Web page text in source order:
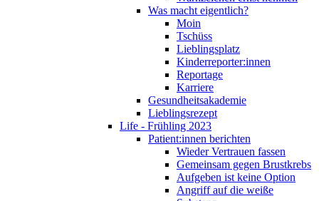
Was macht eigentlich?
Moin
Tschüss
Lieblingsplatz
Kinderreporter:innen
Reportage
Karriere
Gesundheitsakademie
Lieblingsrezept
Life - Frühling 2023
Patient:innen berichten
Wieder Vertrauen fassen
Gemeinsam gegen Brustkrebs
Aufgeben ist keine Option
Angriff auf die weiße